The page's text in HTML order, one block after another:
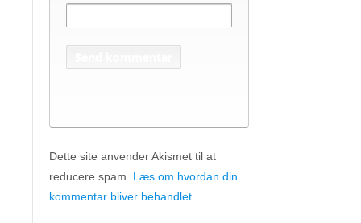
Dette site anvender Akismet til at
reducere spam. Læs om hvordan din
kommentar bliver behandlet
APC Asian Production & Components
ApS• Sundkrogen 35 • DK-6400 Sønderborg •
Tlf:74 48 50 05• Fax: 74 48 50 45